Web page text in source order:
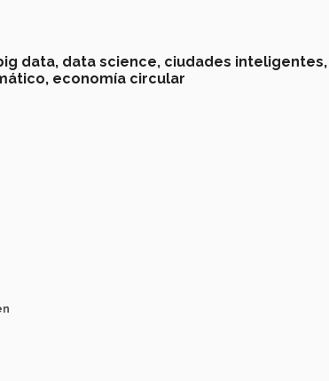
data, data science, ciudades inteligentes,
economía circular